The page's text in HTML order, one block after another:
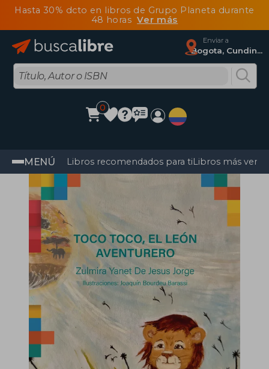
Hasta 30% dcto en libros de Grupo Planeta durante
48 horasVer más
Enviar a
Bogota, Cundinamarca
0
MENÚ Libros recomendados para tiLibros más